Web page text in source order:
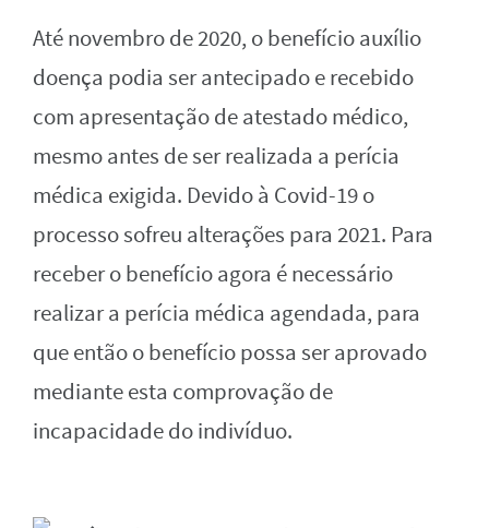
Até novembro de 2020, o benefício auxílio
doença podia ser antecipado e recebido
com apresentação de atestado médico,
mesmo antes de ser realizada a perícia
médica exigida. Devido à Covid-19 o
processo sofreu alterações para 2021. Para
receber o benefício agora é necessário
realizar a perícia médica agendada, para
que então o benefício possa ser aprovado
mediante esta comprovação de
incapacidade do indivíduo.